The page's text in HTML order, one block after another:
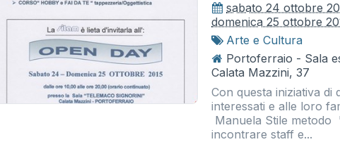
sabato 24 ottobre
domenica 25 ottobre
Arte e Cultura
Portoferraio - Sala
Calata Mazzini, 37
Con questa iniziativa
interessati e alle loro
Manuela Stile
incontrare staff e...